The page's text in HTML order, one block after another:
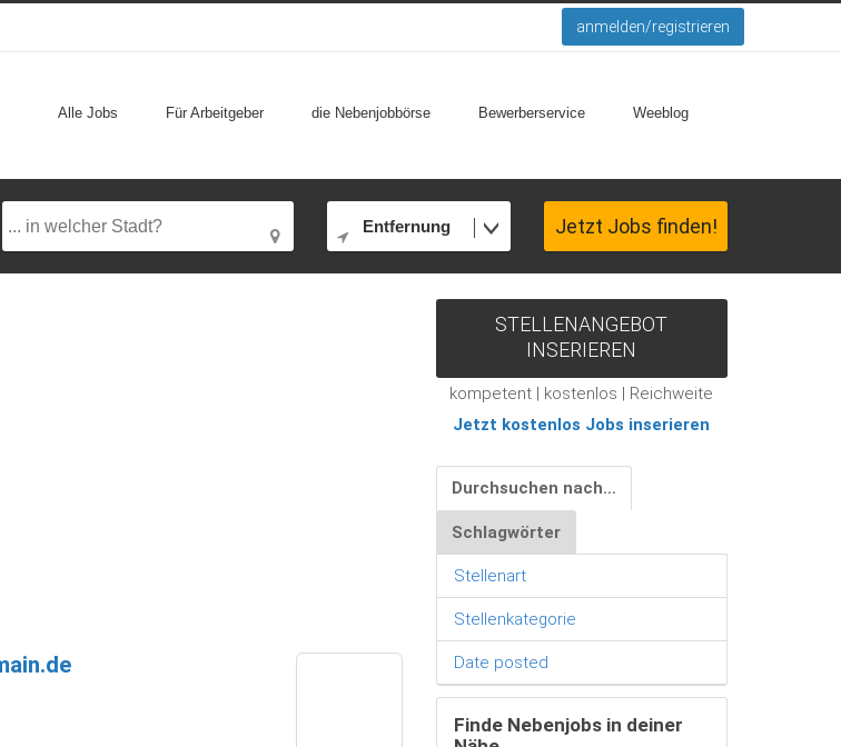
anmelden/registrieren
Alle Jobs Für Arbeitgeber die Nebenjobbörse Bewerberservice Weeblog
Entfernung Jetzt Jobs finden!
STELLENANGEBOT
INSERIEREN
kompetent | kostenlos | Reichweite
Jetzt kostenlos Jobs inserieren
Durchsuchen nach…
Schlagwörter
Stellenart
Stellenkategorie
Date posted
Finde Nebenjobs in deiner